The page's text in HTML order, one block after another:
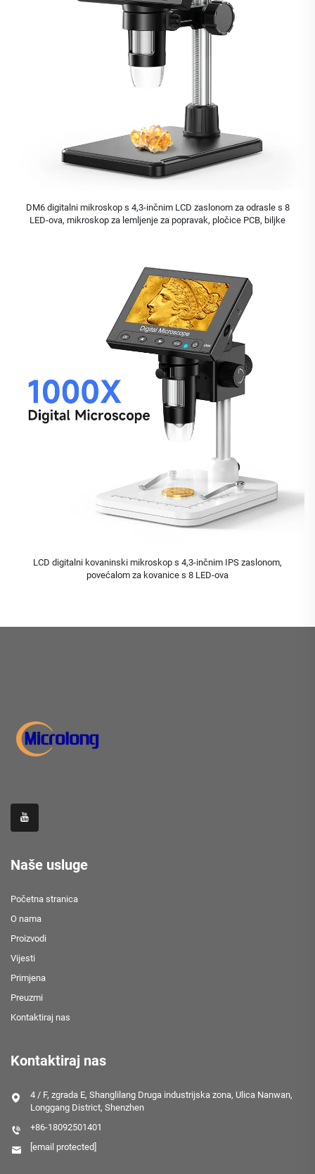
DM6 digitalni mikroskop s 4,3-inčnim LCD zaslonom za odrasle s 8
LED-ova, mikroskop za lemljenje za popravak, pločice PCB, biljke
LCD digitalni kovaninski mikroskop s 4,3-inčnim IPS zaslonom,
povećalom za kovanice s 8 LED-ova
Naše usluge
Početna stranica
O nama
Proizvodi
Vijesti
Primjena
Preuzmi
Kontaktiraj nas
Kontaktiraj nas
4 / F, zgrada E, Shanglilang Druga industrijska zona, Ulica Nanwan,
Longgang District, Shenzhen
+86-18092501401
[email protected]